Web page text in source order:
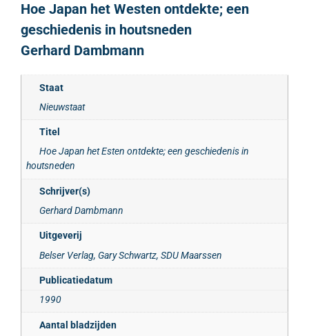
Hoe Japan het Westen ontdekte; een
geschiedenis in houtsneden
Gerhard Dambmann
Staat
Nieuwstaat
Titel
Hoe Japan het Esten ontdekte; een geschiedenis in
houtsneden
Schrijver(s)
Gerhard Dambmann
Uitgeverij
Belser Verlag, Gary Schwartz, SDU Maarssen
Publicatiedatum
1990
Aantal bladzijden